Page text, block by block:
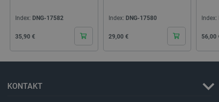
Index: DNG-17582
Cena
35,90 €
Index: DNG-17580
Cena
29,00 €
Index:
Cena
56,00
KONTAKT
Quality Unit
LLC
botland.de
49